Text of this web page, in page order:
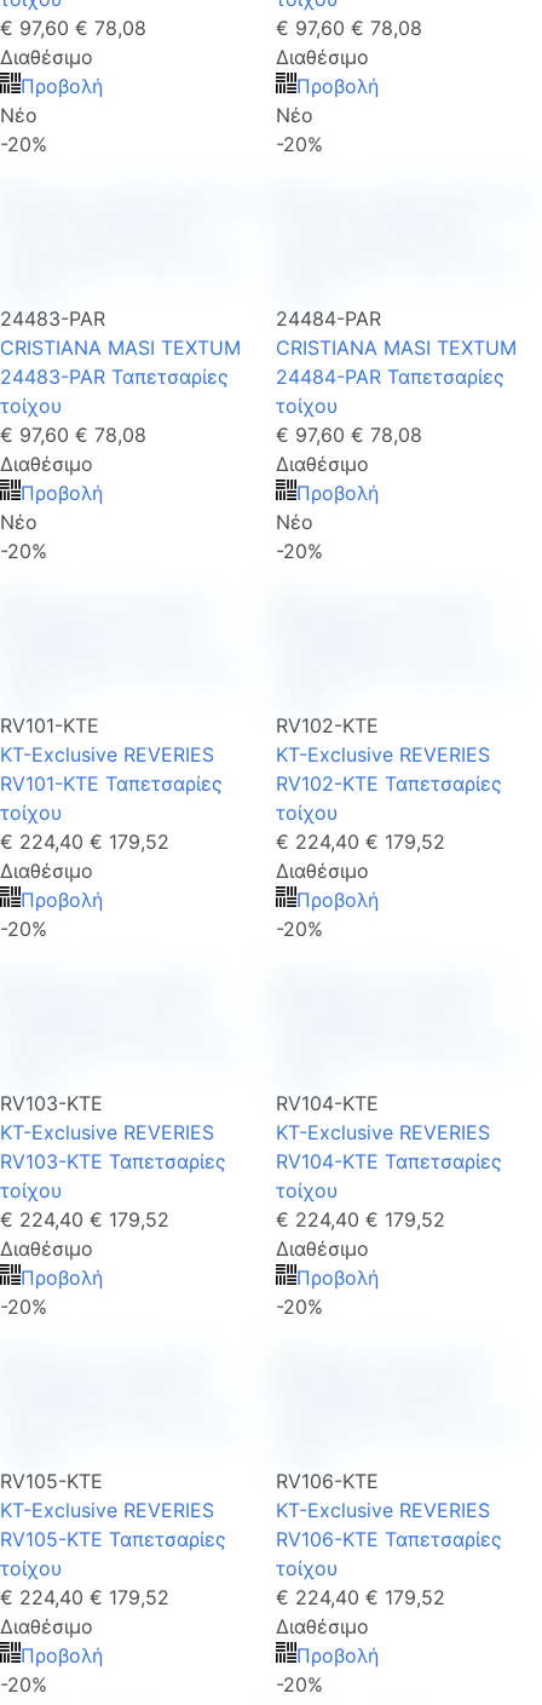
€ 97,60 € 78,08
Διαθέσιμο
Προβολή
Νέο
-20%
€ 97,60 € 78,08
Διαθέσιμο
Προβολή
Νέο
-20%
24483-PAR
CRISTIANA MASI TEXTUM
24483-PAR Ταπετσαρίες
τοίχου
€ 97,60 € 78,08
Διαθέσιμο
Προβολή
Νέο
-20%
24484-PAR
CRISTIANA MASI TEXTUM
24484-PAR Ταπετσαρίες
τοίχου
€ 97,60 € 78,08
Διαθέσιμο
Προβολή
Νέο
-20%
RV101-KTE
KT-Exclusive REVERIES
RV101-KTE Ταπετσαρίες
τοίχου
€ 224,40 € 179,52
Διαθέσιμο
Προβολή
-20%
RV102-KTE
KT-Exclusive REVERIES
RV102-KTE Ταπετσαρίες
τοίχου
€ 224,40 € 179,52
Διαθέσιμο
Προβολή
-20%
RV103-KTE
KT-Exclusive REVERIES
RV103-KTE Ταπετσαρίες
τοίχου
€ 224,40 € 179,52
Διαθέσιμο
Προβολή
-20%
RV104-KTE
KT-Exclusive REVERIES
RV104-KTE Ταπετσαρίες
τοίχου
€ 224,40 € 179,52
Διαθέσιμο
Προβολή
-20%
RV105-KTE
KT-Exclusive REVERIES
RV105-KTE Ταπετσαρίες
τοίχου
€ 224,40 € 179,52
Διαθέσιμο
Προβολή
-20%
RV106-KTE
KT-Exclusive REVERIES
RV106-KTE Ταπετσαρίες
τοίχου
€ 224,40 € 179,52
Διαθέσιμο
Προβολή
-20%